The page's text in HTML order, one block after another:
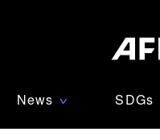
News ∨ SDGs